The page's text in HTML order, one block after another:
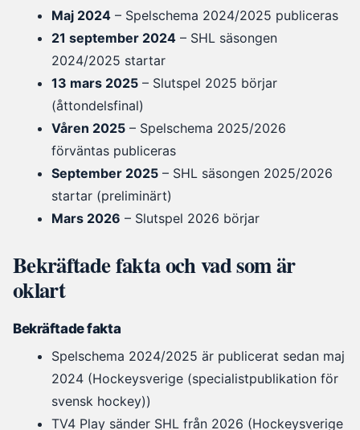
Maj 2024 – Spelschema 2024/2025 publiceras
21 september 2024 – SHL säsongen
2024/2025 startar
13 mars 2025 – Slutspel 2025 börjar
(åttondelsfinal)
Våren 2025 – Spelschema 2025/2026
förväntas publiceras
September 2025 – SHL säsongen 2025/2026
startar (preliminärt)
Mars 2026 – Slutspel 2026 börjar
Bekräftade fakta och vad som är
oklart
Bekräftade fakta
Spelschema 2024/2025 är publicerat sedan maj
2024 (Hockeysverige (specialistpublikation för
svensk hockey))
TV4 Play sänder SHL från 2026 (Hockeysverige